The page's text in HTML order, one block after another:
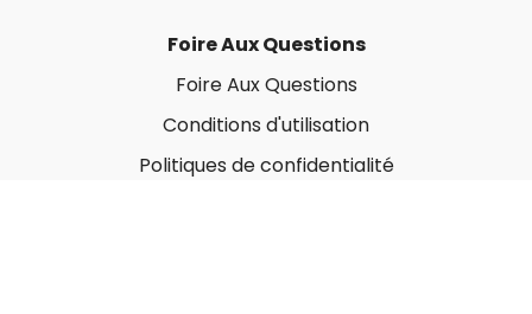
Foire Aux Questions
Foire Aux Questions
Conditions d'utilisation
Politiques de confidentialité